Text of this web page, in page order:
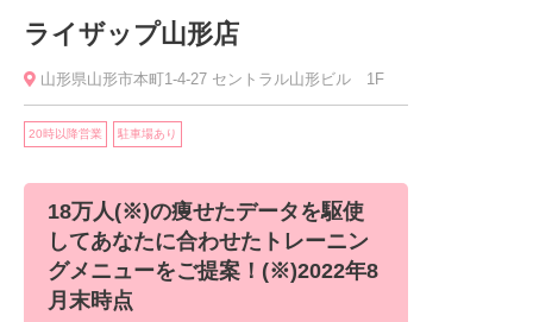
ライザップ山形店
山形県山形市本町1-4-27 セントラル山形ビル 1F
20時以降営業 駐車場あり
18万人(※)の痩せたデータを駆使
してあなたに合わせたトレーニン
グメニューをご提案！(※)2022年8
月末時点